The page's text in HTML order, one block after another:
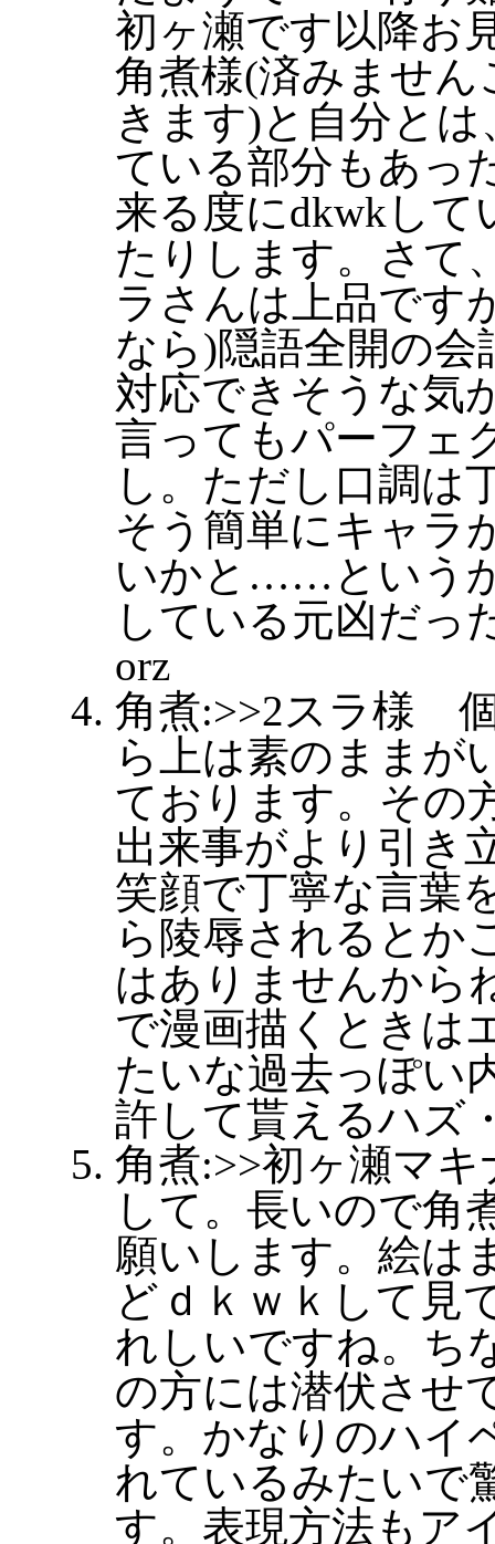
初ヶ瀬です以降お
角煮様(済みませ
きます)と自分と
ている部分もあっ
来る度にdkwkして
たりします。さ
ラさんは上品です
なら)隠語全開の
対応できそうな気
言ってもパーフェ
し。ただし口調は
そう簡単にキャラ
いかと……という
している元凶だっ
orz
角煮:>>2スラ様
ら上は素のままが
ております。その
出来事がより引き
笑顔で丁寧な言葉
ら陵辱されるとか
はありませんから
で漫画描くときは
たいな過去っぽい
許して貰えるハズ
角煮:>>初ヶ瀬マ
して。長いので角
願いします。絵は
どｄｋｗｋして見
れしいですね。ち
の方には潜伏させ
す。かなりのハイ
れているみたいで
す。表現方法もア